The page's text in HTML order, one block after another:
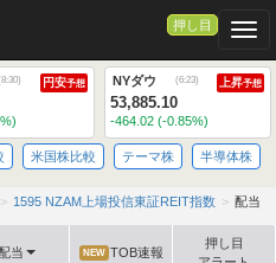
押し目
8:30) 円安予想 NYダウ (6:23) 上昇予想
53,885.10
-464.02 (-0.85%)
米国株比較 テーマ株 半導体株
1595 NZAM上場投信東証REIT指数 配当
当 NEW TOB速報
押し目